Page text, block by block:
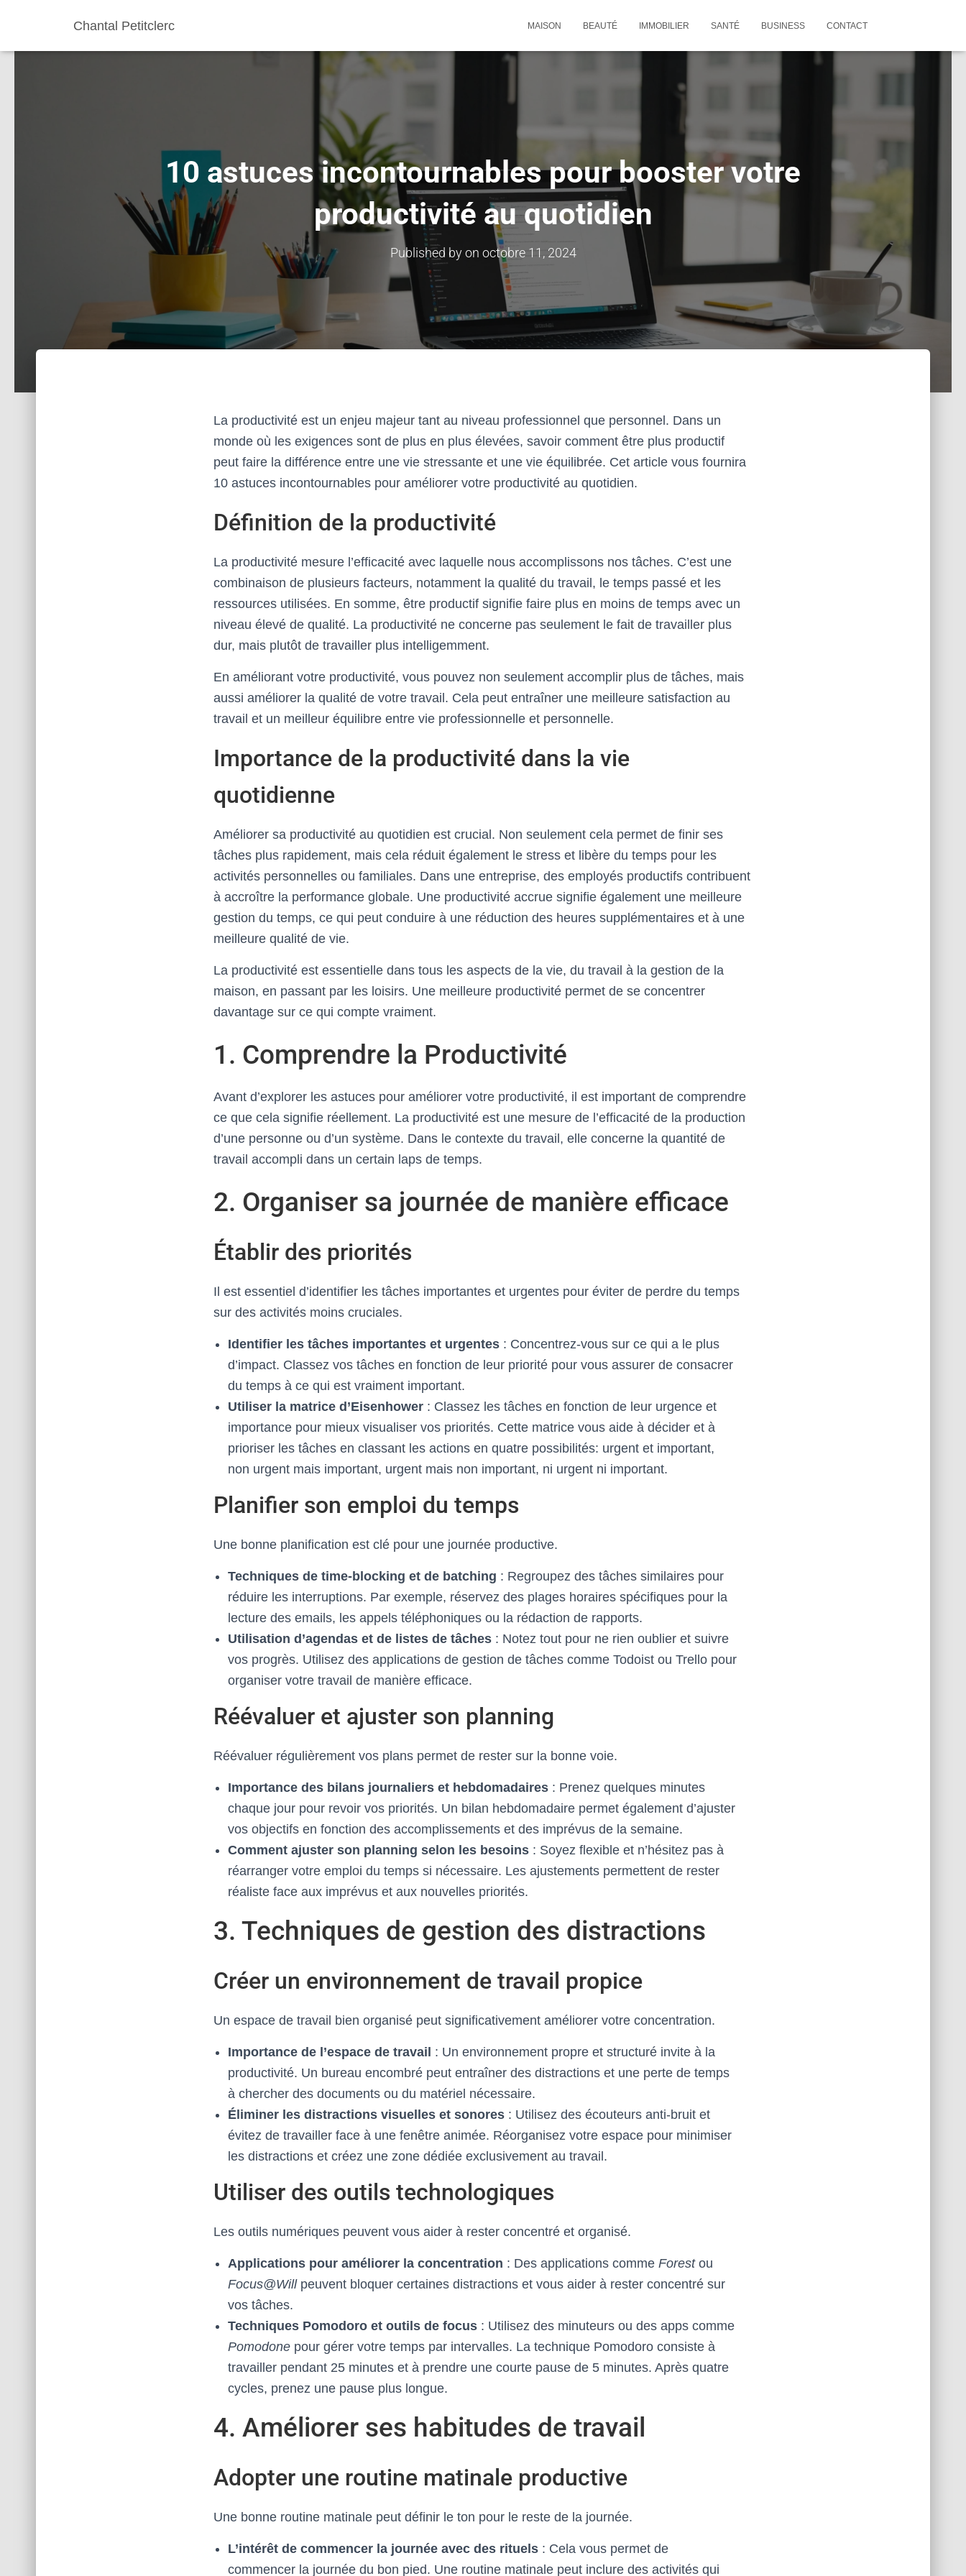
Chantal Petitclerc MAISON BEAUTÉ IMMOBILIER SANTÉ BUSINESS CONTACT
10 astuces incontournables pour booster votre
productivité au quotidien
Published byon octobre 11, 2024
La productivité est un enjeu majeur tant au niveau professionnel que personnel. Dans un
monde où les exigences sont de plus en plus élevées, savoir comment être plus productif
peut faire la différence entre une vie stressante et une vie équilibrée. Cet article vous fournira
10 astuces incontournables pour améliorer votre productivité au quotidien.
Définition de la productivité
La productivité mesure l’efficacité avec laquelle nous accomplissons nos tâches. C’est une
combinaison de plusieurs facteurs, notamment la qualité du travail, le temps passé et les
ressources utilisées. En somme, être productif signifie faire plus en moins de temps avec un
niveau élevé de qualité. La productivité ne concerne pas seulement le fait de travailler plus
dur, mais plutôt de travailler plus intelligemment.
En améliorant votre productivité, vous pouvez non seulement accomplir plus de tâches, mais
aussi améliorer la qualité de votre travail. Cela peut entraîner une meilleure satisfaction au
travail et un meilleur équilibre entre vie professionnelle et personnelle.
Importance de la productivité dans la vie
quotidienne
Améliorer sa productivité au quotidien est crucial. Non seulement cela permet de finir ses
tâches plus rapidement, mais cela réduit également le stress et libère du temps pour les
activités personnelles ou familiales. Dans une entreprise, des employés productifs contribuent
à accroître la performance globale. Une productivité accrue signifie également une meilleure
gestion du temps, ce qui peut conduire à une réduction des heures supplémentaires et à une
meilleure qualité de vie.
La productivité est essentielle dans tous les aspects de la vie, du travail à la gestion de la
maison, en passant par les loisirs. Une meilleure productivité permet de se concentrer
davantage sur ce qui compte vraiment.
1. Comprendre la Productivité
Avant d’explorer les astuces pour améliorer votre productivité, il est important de comprendre
ce que cela signifie réellement. La productivité est une mesure de l’efficacité de la production
d’une personne ou d’un système. Dans le contexte du travail, elle concerne la quantité de
travail accompli dans un certain laps de temps.
2. Organiser sa journée de manière efficace
Établir des priorités
Il est essentiel d’identifier les tâches importantes et urgentes pour éviter de perdre du temps
sur des activités moins cruciales.
Identifier les tâches importantes et urgentes : Concentrez-vous sur ce qui a le plus
d’impact. Classez vos tâches en fonction de leur priorité pour vous assurer de consacrer
du temps à ce qui est vraiment important.
Utiliser la matrice d’Eisenhower : Classez les tâches en fonction de leur urgence et
importance pour mieux visualiser vos priorités. Cette matrice vous aide à décider et à
prioriser les tâches en classant les actions en quatre possibilités: urgent et important,
non urgent mais important, urgent mais non important, ni urgent ni important.
Planifier son emploi du temps
Une bonne planification est clé pour une journée productive.
Techniques de time-blocking et de batching : Regroupez des tâches similaires pour
réduire les interruptions. Par exemple, réservez des plages horaires spécifiques pour la
lecture des emails, les appels téléphoniques ou la rédaction de rapports.
Utilisation d’agendas et de listes de tâches : Notez tout pour ne rien oublier et suivre
vos progrès. Utilisez des applications de gestion de tâches comme Todoist ou Trello pour
organiser votre travail de manière efficace.
Réévaluer et ajuster son planning
Réévaluer régulièrement vos plans permet de rester sur la bonne voie.
Importance des bilans journaliers et hebdomadaires : Prenez quelques minutes
chaque jour pour revoir vos priorités. Un bilan hebdomadaire permet également d’ajuster
vos objectifs en fonction des accomplissements et des imprévus de la semaine.
Comment ajuster son planning selon les besoins : Soyez flexible et n’hésitez pas à
réarranger votre emploi du temps si nécessaire. Les ajustements permettent de rester
réaliste face aux imprévus et aux nouvelles priorités.
3. Techniques de gestion des distractions
Créer un environnement de travail propice
Un espace de travail bien organisé peut significativement améliorer votre concentration.
Importance de l’espace de travail : Un environnement propre et structuré invite à la
productivité. Un bureau encombré peut entraîner des distractions et une perte de temps
à chercher des documents ou du matériel nécessaire.
Éliminer les distractions visuelles et sonores : Utilisez des écouteurs anti-bruit et
évitez de travailler face à une fenêtre animée. Réorganisez votre espace pour minimiser
les distractions et créez une zone dédiée exclusivement au travail.
Utiliser des outils technologiques
Les outils numériques peuvent vous aider à rester concentré et organisé.
Applications pour améliorer la concentration : Des applications comme Forestou
Focus@Willpeuvent bloquer certaines distractions et vous aider à rester concentré sur
vos tâches.
Techniques Pomodoro et outils de focus : Utilisez des minuteurs ou des apps comme
Pomodone pour gérer votre temps par intervalles. La technique Pomodoro consiste à
travailler pendant 25 minutes et à prendre une courte pause de 5 minutes. Après quatre
cycles, prenez une pause plus longue.
4. Améliorer ses habitudes de travail
Adopter une routine matinale productive
Une bonne routine matinale peut définir le ton pour le reste de la journée.
L’intérêt de commencer la journée avec des rituels : Cela vous permet de
commencer la journée du bon pied. Une routine matinale peut inclure des activités qui